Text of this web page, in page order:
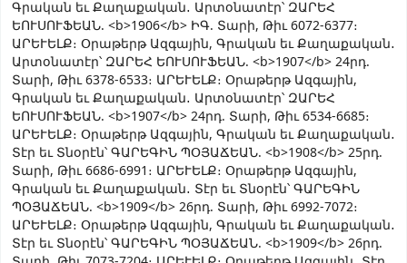
Գրական եւ Քաղաքական․ Արտօնատէր՝ ԶԱՐԵՀ
ԵՈՒՍՈՒՖԵԱՆ. <b>1906</b> ԻԳ. Տարի, Թիւ 6072-6377։
ԱՐԵՒԵԼՔ։ Օրաթերթ Ազգային, Գրական եւ Քաղաքական․
Արտօնատէր՝ ԶԱՐԵՀ ԵՈՒՍՈՒՖԵԱՆ. <b>1907</b> 24րդ.
Տարի, Թիւ 6378-6533։ ԱՐԵՒԵԼՔ։ Օրաթերթ Ազգային,
Գրական եւ Քաղաքական․ Արտօնատէր՝ ԶԱՐԵՀ
ԵՈՒՍՈՒՖԵԱՆ. <b>1907</b> 24րդ. Տարի, Թիւ 6534-6685։
ԱՐԵՒԵԼՔ։ Օրաթերթ Ազգային, Գրական եւ Քաղաքական․
Տէր եւ Տնօրէն՝ ԳԱՐԵԳԻՆ ՊՕՅԱՃԵԱՆ. <b>1908</b> 25րդ.
Տարի, Թիւ 6686-6991։ ԱՐԵՒԵԼՔ։ Օրաթերթ Ազգային,
Գրական եւ Քաղաքական․ Տէր եւ Տնօրէն՝ ԳԱՐԵԳԻՆ
ՊՕՅԱՃԵԱՆ. <b>1909</b> 26րդ. Տարի, Թիւ 6992-7072։
ԱՐԵՒԵԼՔ։ Օրաթերթ Ազգային, Գրական եւ Քաղաքական․
Տէր եւ Տնօրէն՝ ԳԱՐԵԳԻՆ ՊՕՅԱՃԵԱՆ. <b>1909</b> 26րդ.